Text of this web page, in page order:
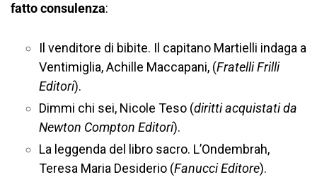
fatto consulenza:
Il venditore di bibite. Il capitano Martielli indaga a
Ventimiglia, Achille Maccapani, (Fratelli Frilli
Editori).
Dimmi chi sei, Nicole Teso (diritti acquistati da
Newton Compton Editori).
La leggenda del libro sacro. L’Ondembrah,
Teresa Maria Desiderio (Fanucci Editore).